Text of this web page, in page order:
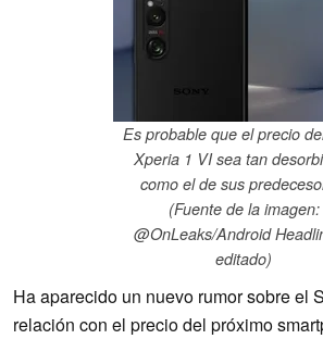
Es probable que el precio
Xperia 1 VI sea tan
como el de sus
(Fuente de la imagen:
@OnLeaks/Android
editado)
Ha aparecido un nuevo rumor sobre el
relación con el precio del próximo